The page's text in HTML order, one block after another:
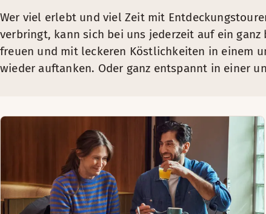
Wer viel erlebt und viel Zeit mit
verbringt, kann sich bei uns jederzeit auf ein
freuen und mit leckeren Köstlichkeiten in einem
wieder auftanken. Oder ganz entspannt in einer